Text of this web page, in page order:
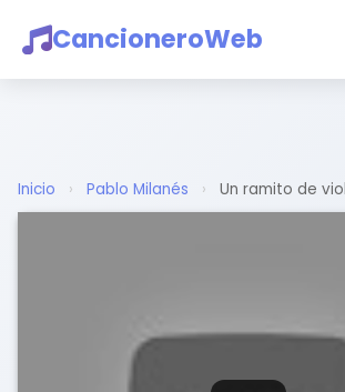
CancioneroWeb
Inicio › Pablo Milanés › Un ramito de